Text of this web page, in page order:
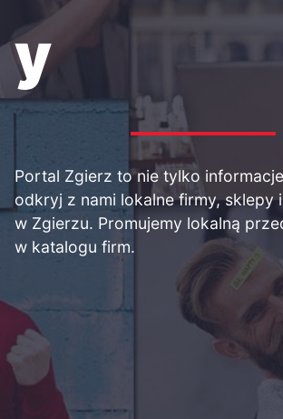
y
Portal Zgierz to nie tylko
odkryj z nami lokalne firmy, sklepy
w Zgierzu. Promujemy lokalną
w katalogu firm.